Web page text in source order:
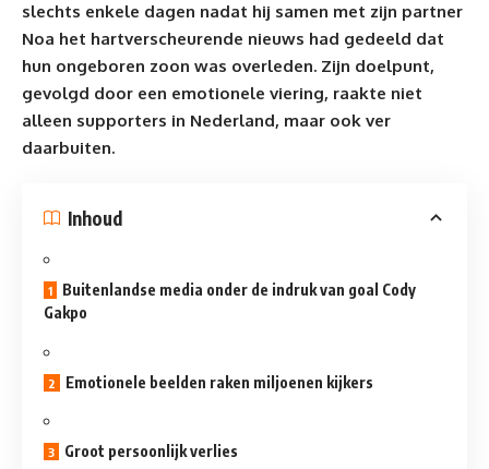
slechts enkele dagen nadat hij samen met zijn partner
Noa het hartverscheurende nieuws had gedeeld dat
hun ongeboren zoon was overleden. Zijn doelpunt,
gevolgd door een emotionele viering, raakte niet
alleen supporters in Nederland, maar ook ver
daarbuiten.
Inhoud
Buitenlandse media onder de indruk van goal Cody
Gakpo
Emotionele beelden raken miljoenen kijkers
Groot persoonlijk verlies